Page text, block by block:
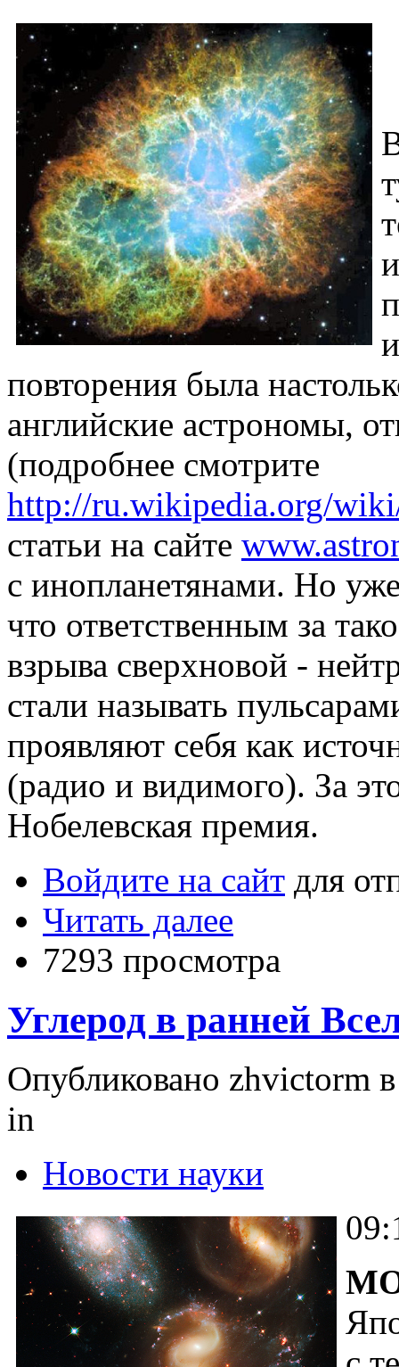
повторения была
английские астрономы,
(подробнее смотрите
http://ru.wikipedia.org/
статьи на сайте
с инопланетянами. Но
что ответственным за
взрыва сверхновой -
стали называть
проявляют себя как
(радио и видимого). За
Нобелевская премия.
Войдите на сайт для
Читать далее
7293 просмотра
Углерод в ранней
Опубликовано zhvictorm
in
Новости науки